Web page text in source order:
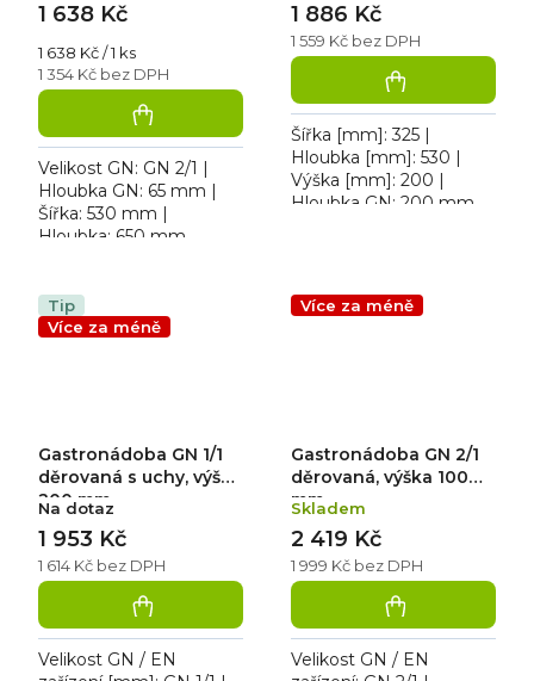
1 354 Kč bez DPH
1 638 Kč
Měrná
cena:
1 638 Kč / 1 ks
Velikost GN: GN 2/1 |
Hloubka GN: 65 mm |
Šířka: 530 mm |
Hloubka: 650 mm.
jídel.
1 559 Kč bez DPH
1 886 Kč
Šířka [mm]: 325 |
Hloubka [mm]: 530 |
Výška [mm]: 200 |
Hloubka GN: 200 mm.
Tip
Více za méně
Gastronádoba GN 1/1
děrovaná s uchy, výška
200 mm
Na dotaz
1 614 Kč bez DPH
1 953 Kč
Velikost GN / EN
Více za méně
Gastronádoba GN 2/1
děrovaná, výška 100
mm
Skladem
1 999 Kč bez DPH
2 419 Kč
Velikost GN / EN